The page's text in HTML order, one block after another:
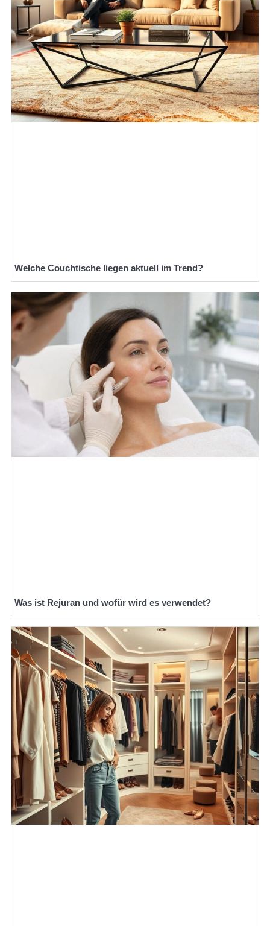
Welche Couchtische liegen aktuell im Trend?
Was ist Rejuran und wofür wird es verwendet?